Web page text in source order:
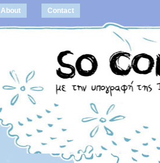
About Contact